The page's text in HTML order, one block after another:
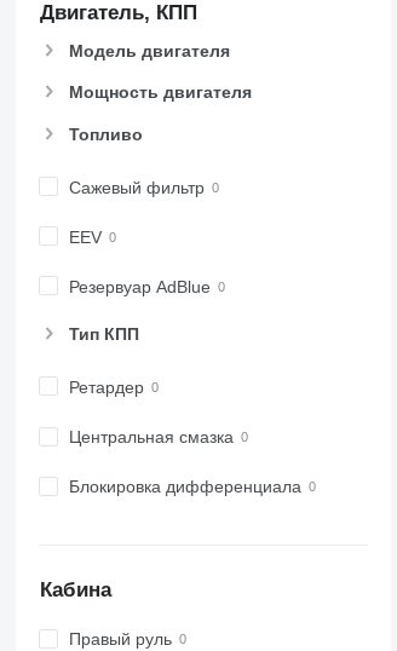
Двигатель, КПП
Модель двигателя
Мощность двигателя
Топливо
Сажевый фильтр
EEV
Резервуар AdBlue
Тип КПП
Ретардер
Центральная смазка
Блокировка дифференциала
Кабина
Правый руль